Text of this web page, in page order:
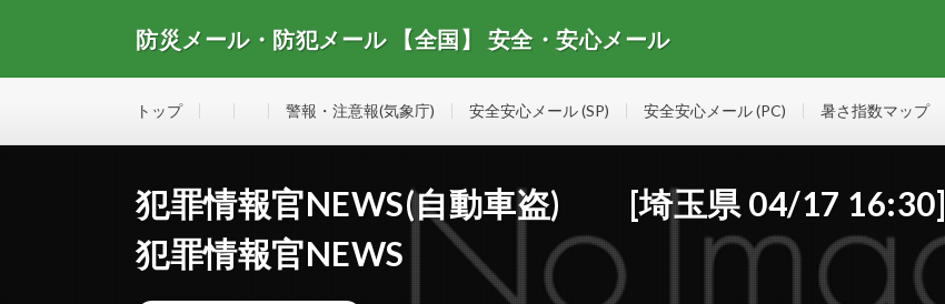
防災メール・防犯メール 【全国】 安全・安心メール
トップ 警報・注意報(気象庁) 安全安心メール (SP) 安全安心メール (PC) 暑さ指数マップ
犯罪情報官NEWS(自動車盗) [埼玉県 04/17 16:30]
犯罪情報官NEWS